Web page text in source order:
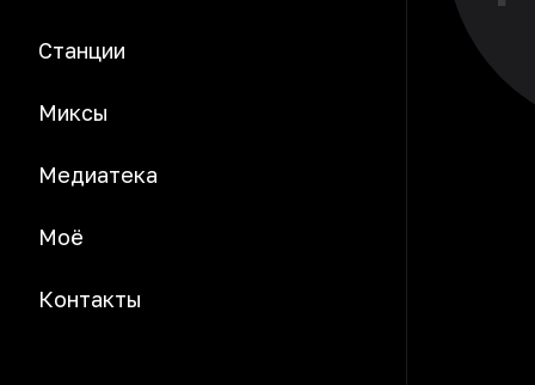
Станции
Миксы
Медиатека
Моё
Контакты